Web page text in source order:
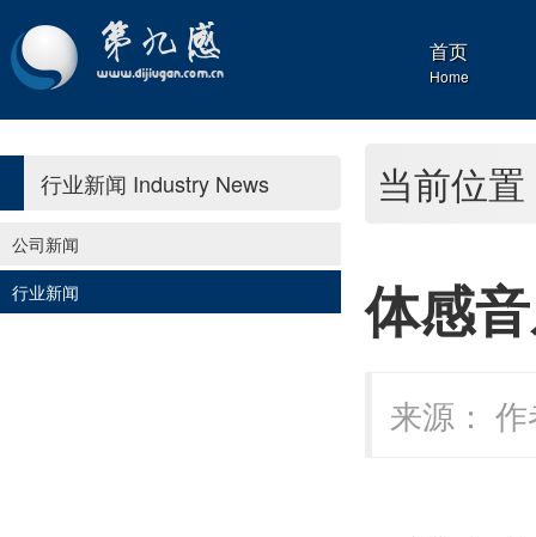
首页
Home
行业新闻 Industry News
公司新闻
行业新闻
当前位
体感
来源：